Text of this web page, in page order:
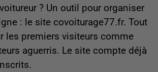
? Un outil pour organiser
: le site covoiturage77.fr. Tout
les premiers visiteurs comme
aguerris. Le site compte déjà